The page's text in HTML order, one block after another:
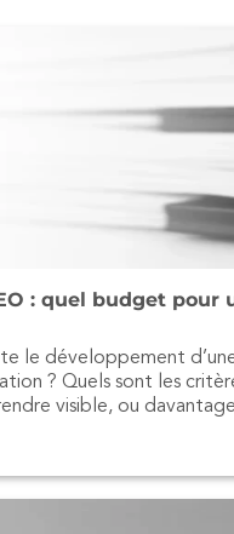
: quel budget pour
le développement
? Quels sont les
visible, ou